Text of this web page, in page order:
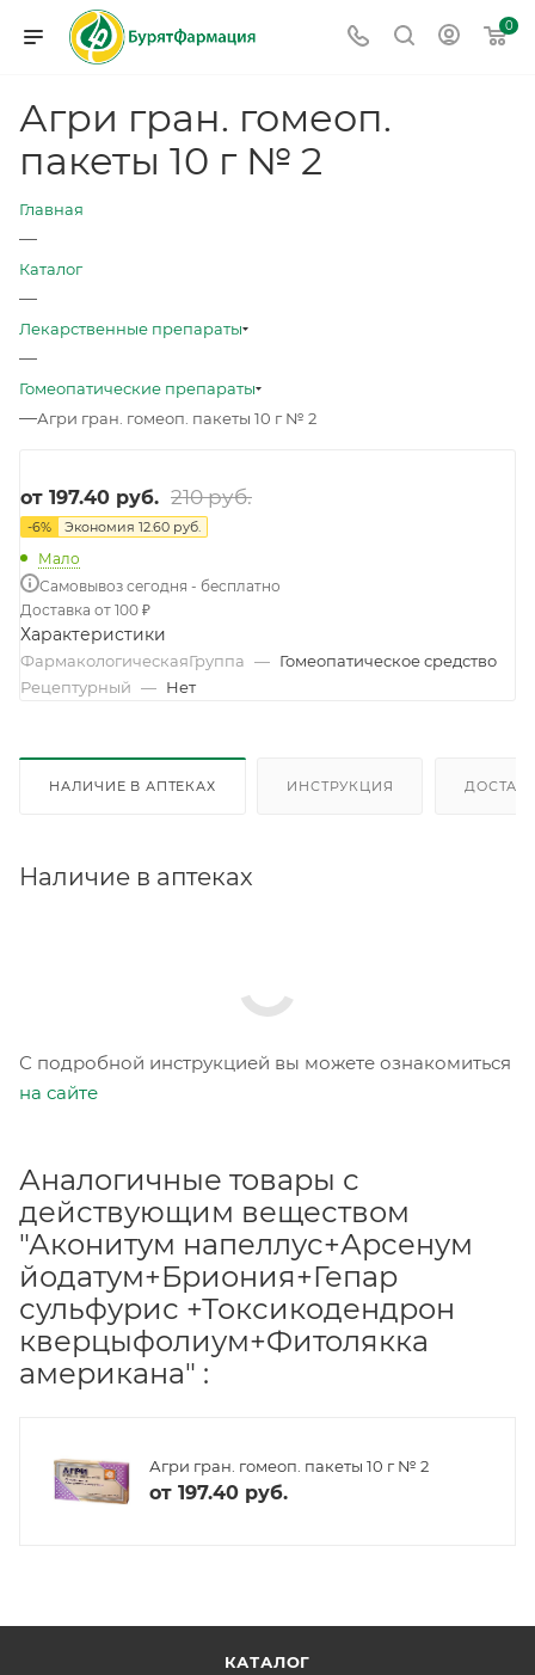
0
Агри гран. гомеоп.
пакеты 10 г № 2
Главная
—
Каталог
—
Лекарственные препараты
—
Гомеопатические препараты
—Агри гран. гомеоп. пакеты 10 г № 2
от 197.40 руб. 210 руб.
-6% Экономия 12.60 руб.
Мало
Самовывоз сегодня - бесплатно
Доставка от 100 ₽
Характеристики
ФармакологическаяГруппа — Гомеопатическое средство
Рецептурный — Нет
НАЛИЧИЕ В АПТЕКАХ ИНСТРУКЦИЯ
Наличие в аптеках
С подробной инструкцией вы можете ознакомиться
на сайте
Аналогичные товары с
действующим веществом
"Аконитум напеллус+Арсенум
йодатум+Бриония+Гепар
сульфурис +Токсикодендрон
кверцыфолиум+Фитолякка
американа" :
Агри гран. гомеоп. пакеты 10 г № 2
от 197.40 руб.
КАТАЛОГ